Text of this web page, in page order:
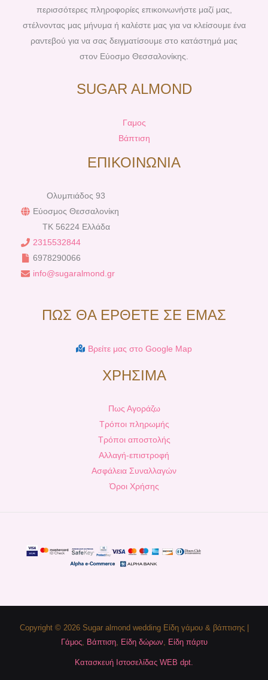
περισσότερες πληροφορίες επικοινωνήστε μαζί μας,
στέλνοντας μας μήνυμα ή καλέστε μας για να κλείσουμε ένα
ραντεβού για να σας δειγματίσουμε στο κατάστημά μας
στον Εύοσμο Θεσσαλονίκης.
SUGAR ALMOND
Γαμος
Βάπτιση
ΕΠΙΚΟΙΝΩΝΙΑ
Ολυμπιάδος 93
Εύοσμος Θεσσαλονίκη
TK 56224 Ελλάδα
2315532844
6978290066
info@sugaralmond.gr
ΠΩΣ ΘΑ ΕΡΘΕΤΕ ΣΕ ΕΜΑΣ
Βρείτε μας στο Google Map
ΧΡΗΣΙΜΑ
Πως Αγοράζω
Τρόποι πληρωμής
Τρόποι αποστολής
Αλλαγή-επιστροφή
Ασφάλεια Συναλλαγών
Όροι Χρήσης
Copyright © 2026 Sugar almond wedding Είδη γάμου & βάπτισης |
Γάμος, Βάπτιση, Είδη δώρων, Είδη πάρτυ
Κατασκευή Ιστοσελίδας WEB dpt.